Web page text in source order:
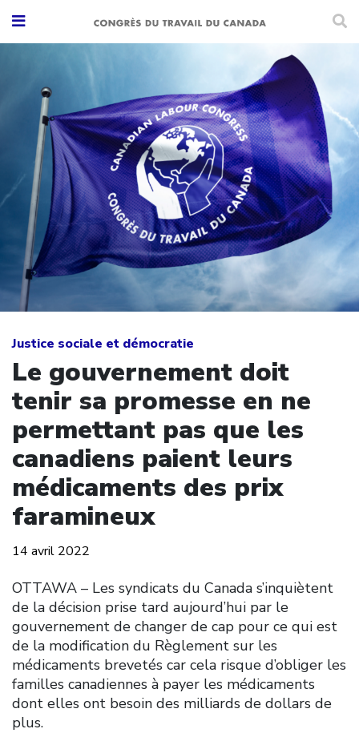
Justice sociale et démocratie
Le gouvernement doit
tenir sa promesse en ne
permettant pas que les
canadiens paient leurs
médicaments des prix
faramineux
14 avril 2022
OTTAWA – Les syndicats du Canada s’inquiètent
de la décision prise tard aujourd’hui par le
gouvernement de changer de cap pour ce qui est
de la modification du Règlement sur les
médicaments brevetés car cela risque d’obliger les
familles canadiennes à payer les médicaments
dont elles ont besoin des milliards de dollars de
plus.